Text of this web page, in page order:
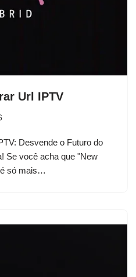
Url IPTV
Desvende o Futuro do
Se você acha que "New
só mais…